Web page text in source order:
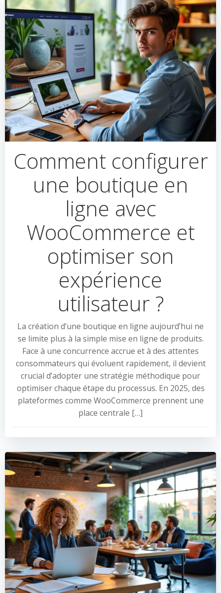
Comment configurer
une boutique en
ligne avec
WooCommerce et
optimiser son
expérience
utilisateur ?
La création d’une boutique en ligne aujourd’hui ne
se limite plus à la simple mise en ligne de produits.
Face à une concurrence accrue et à des attentes
consommateurs qui évoluent rapidement, il devient
crucial d’adopter une stratégie méthodique pour
optimiser chaque étape du processus. En 2025, des
plateformes comme WooCommerce prennent une
place centrale […]